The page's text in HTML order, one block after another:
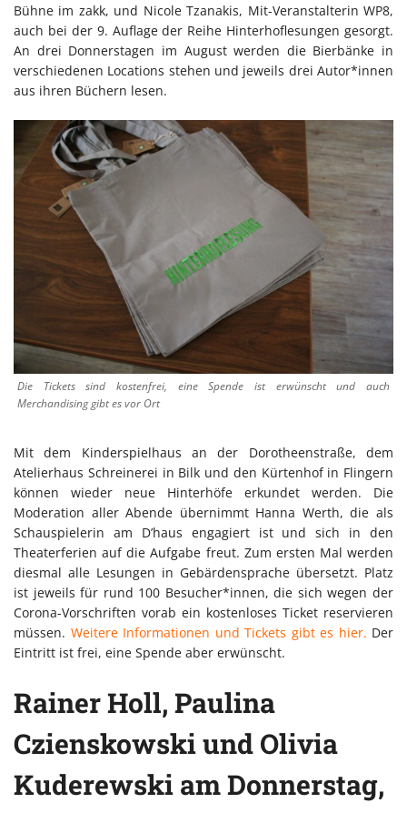
Bühne im zakk, und Nicole Tzanakis, Mit-Veranstalterin WP8,
auch bei der 9. Auflage der Reihe Hinterhoflesungen gesorgt.
An drei Donnerstagen im August werden die Bierbänke in
verschiedenen Locations stehen und jeweils drei Autor*innen
aus ihren Büchern lesen.
Die Tickets sind kostenfrei, eine Spende ist erwünscht und auch
Merchandising gibt es vor Ort
Mit dem Kinderspielhaus an der Dorotheenstraße, dem
Atelierhaus Schreinerei in Bilk und den Kürtenhof in Flingern
können wieder neue Hinterhöfe erkundet werden. Die
Moderation aller Abende übernimmt Hanna Werth, die als
Schauspielerin am D’haus engagiert ist und sich in den
Theaterferien auf die Aufgabe freut. Zum ersten Mal werden
diesmal alle Lesungen in Gebärdensprache übersetzt. Platz
ist jeweils für rund 100 Besucher*innen, die sich wegen der
Corona-Vorschriften vorab ein kostenloses Ticket reservieren
müssen. Weitere Informationen und Tickets gibt es hier. Der
Eintritt ist frei, eine Spende aber erwünscht.
Rainer Holl, Paulina
Czienskowski und Olivia
Kuderewski am Donnerstag,